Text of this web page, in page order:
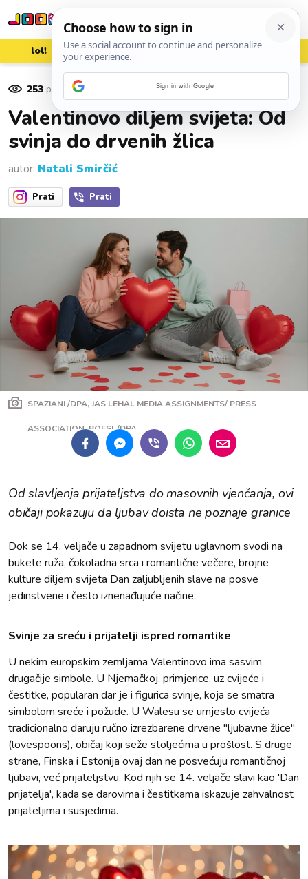
lol! aww vrh! woot?!
253 pregleda
Valentinovo diljem svijeta: Od
svinja do drvenih žlica
autor: Natali Smirčić
Prati Prati
SPAZIANI /DPA, JAS LEHAL MEDIA ASSIGNMENTS/ PRESS
ASSOCIATION, BOESL/DPA
Od slavljenja prijateljstva do masovnih vjenčanja, ovi
običaji pokazuju da ljubav doista ne poznaje granice
Dok se 14. veljače u zapadnom svijetu uglavnom svodi na
bukete ruža, čokoladna srca i romantične večere, brojne
kulture diljem svijeta Dan zaljubljenih slave na posve
jedinstvene i često iznenađujuće načine.
Svinje za sreću i prijatelji ispred romantike
U nekim europskim zemljama Valentinovo ima sasvim
drugačije simbole. U Njemačkoj, primjerice, uz cvijeće i
čestitke, popularan dar je i figurica svinje, koja se smatra
simbolom sreće i požude. U Walesu se umjesto cvijeća
tradicionalno daruju ručno izrezbarene drvene "ljubavne žlice"
(lovespoons), običaj koji seže stoljećima u prošlost. S druge
strane, Finska i Estonija ovaj dan ne posvećuju romantičnoj
ljubavi, već prijateljstvu. Kod njih se 14. veljače slavi kao 'Dan
prijatelja', kada se darovima i čestitkama iskazuje zahvalnost
prijateljima i susjedima.
Sign in with Google